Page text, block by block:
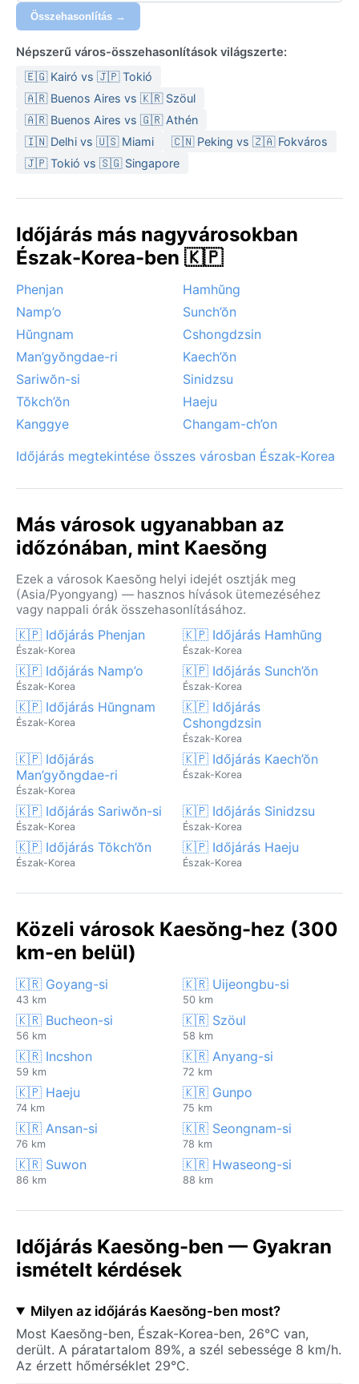
Összehasonlítás →
Népszerű város-összehasonlítások világszerte:
🇪🇬 Kairó vs 🇯🇵 Tokió
🇦🇷 Buenos Aires vs 🇰🇷 Szöul
🇦🇷 Buenos Aires vs 🇬🇷 Athén
🇮🇳 Delhi vs 🇺🇸 Miami
🇨🇳 Peking vs 🇿🇦 Fokváros
🇯🇵 Tokió vs 🇸🇬 Singapore
Időjárás más nagyvárosokban
Észak-Korea-ben 🇰🇵
Phenjan
Hamhŭng
Namp’o
Sunch’ŏn
Hŭngnam
Cshongdzsin
Man’gyŏngdae-ri
Kaech’ŏn
Sariwŏn-si
Sinidzsu
Tŏkch’ŏn
Haeju
Kanggye
Changam-ch’on
Időjárás megtekintése összes városban Észak-Korea
Más városok ugyanabban az
időzónában, mint Kaesŏng
Ezek a városok Kaesŏng helyi idejét osztják meg
(Asia/Pyongyang) — hasznos hívások ütemezéséhez
vagy nappali órák összehasonlításához.
🇰🇵 Időjárás Phenjan
Észak-Korea
🇰🇵 Időjárás Hamhŭng
Észak-Korea
🇰🇵 Időjárás Namp’o
Észak-Korea
🇰🇵 Időjárás Sunch’ŏn
Észak-Korea
🇰🇵 Időjárás Hŭngnam
Észak-Korea
🇰🇵 Időjárás
Cshongdzsin
Észak-Korea
🇰🇵 Időjárás
Man’gyŏngdae-ri
Észak-Korea
🇰🇵 Időjárás Kaech’ŏn
Észak-Korea
🇰🇵 Időjárás Sariwŏn-si
Észak-Korea
🇰🇵 Időjárás Sinidzsu
Észak-Korea
🇰🇵 Időjárás Tŏkch’ŏn
Észak-Korea
🇰🇵 Időjárás Haeju
Észak-Korea
Közeli városok Kaesŏng-hez (300
km-en belül)
🇰🇷 Goyang-si
43 km
🇰🇷 Uijeongbu-si
50 km
🇰🇷 Bucheon-si
56 km
🇰🇷 Szöul
58 km
🇰🇷 Incshon
59 km
🇰🇷 Anyang-si
72 km
🇰🇵 Haeju
74 km
🇰🇷 Gunpo
75 km
🇰🇷 Ansan-si
76 km
🇰🇷 Seongnam-si
78 km
🇰🇷 Suwon
86 km
🇰🇷 Hwaseong-si
88 km
Időjárás Kaesŏng-ben — Gyakran
ismételt kérdések
Milyen az időjárás Kaesŏng-ben most?
Most Kaesŏng-ben, Észak-Korea-ben, 26°C van,
derült. A páratartalom 89%, a szél sebessége 8 km/h.
Az érzett hőmérséklet 29°C.